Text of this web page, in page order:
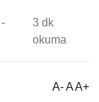
3 dk
okuma
A- A A+